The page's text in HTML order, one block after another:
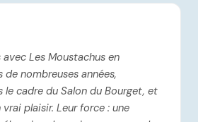
Les Moustachus en
de nombreuses années,
le cadre du Salon du Bourget, et
plaisir. Leur force : une